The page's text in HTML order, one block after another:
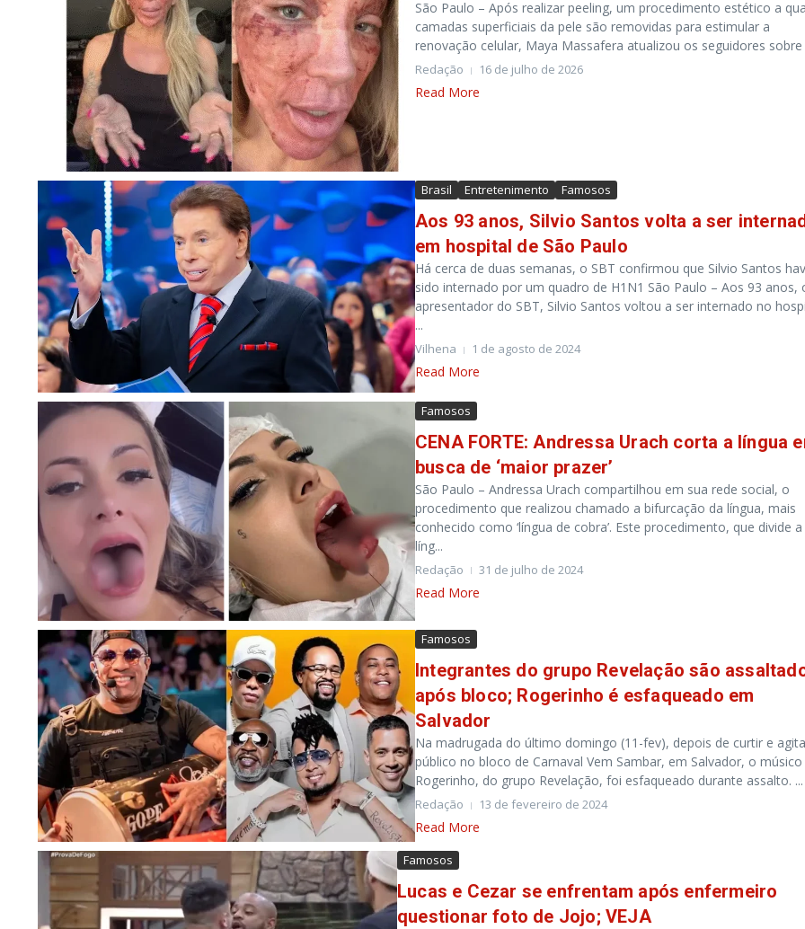
São Paulo – Após realizar peeling, um procedimento estético a
camadas superficiais da pele são removidas para estimular a
renovação celular, Maya Massafera atualizou os seguidores sobre
Redação 16 de julho de 2026
Read More
Brasil Entretenimento Famosos
Aos 93 anos, Silvio Santos volta a ser
em hospital de São Paulo
Há cerca de duas semanas, o SBT confirmou que Silvio Santos
sido internado por um quadro de H1N1 São Paulo – Aos 93 anos,
apresentador do SBT, Silvio Santos voltou a ser internado no
...
Vilhena 1 de agosto de 2024
Read More
Famosos
CENA FORTE: Andressa Urach corta a língua
busca de ‘maior prazer’
São Paulo – Andressa Urach compartilhou em sua rede social, o
procedimento que realizou chamado a bifurcação da língua, mais
conhecido como ‘língua de cobra’. Este procedimento, que divide a
líng...
Redação 31 de julho de 2024
Read More
Famosos
Integrantes do grupo Revelação são
após bloco; Rogerinho é esfaqueado em
Salvador
Na madrugada do último domingo (11-fev), depois de curtir e
público no bloco de Carnaval Vem Sambar, em Salvador, o músico
Rogerinho, do grupo Revelação, foi esfaqueado durante assalto. ...
Redação 13 de fevereiro de 2024
Read More
Famosos
Lucas e Cezar se enfrentam após enfermeiro
questionar foto de Jojo; VEJA